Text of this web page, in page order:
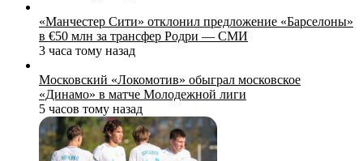
«Манчестер Сити» отклонил предложение «Барселоны»
в €50 млн за трансфер Родри — СМИ
3 часа тому назад
Московский «Локомотив» обыграл московское
«Динамо» в матче Молодежной лиги
5 часов тому назад